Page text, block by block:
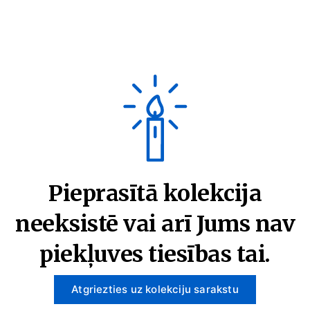
Pieprasītā kolekcija
neeksistē vai arī Jums nav
piekļuves tiesības tai.
Atgriezties uz kolekciju sarakstu